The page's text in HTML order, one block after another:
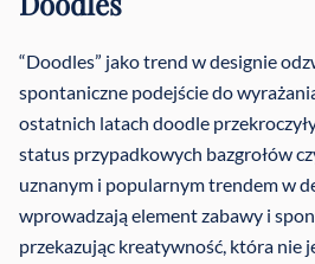
“Doodles” jako trend w designie
spontaniczne podejście do
ostatnich latach doodle
status przypadkowych bazgrołów
uznanym i popularnym trendem w
wprowadzają element zabawy i
przekazując kreatywność, która nie